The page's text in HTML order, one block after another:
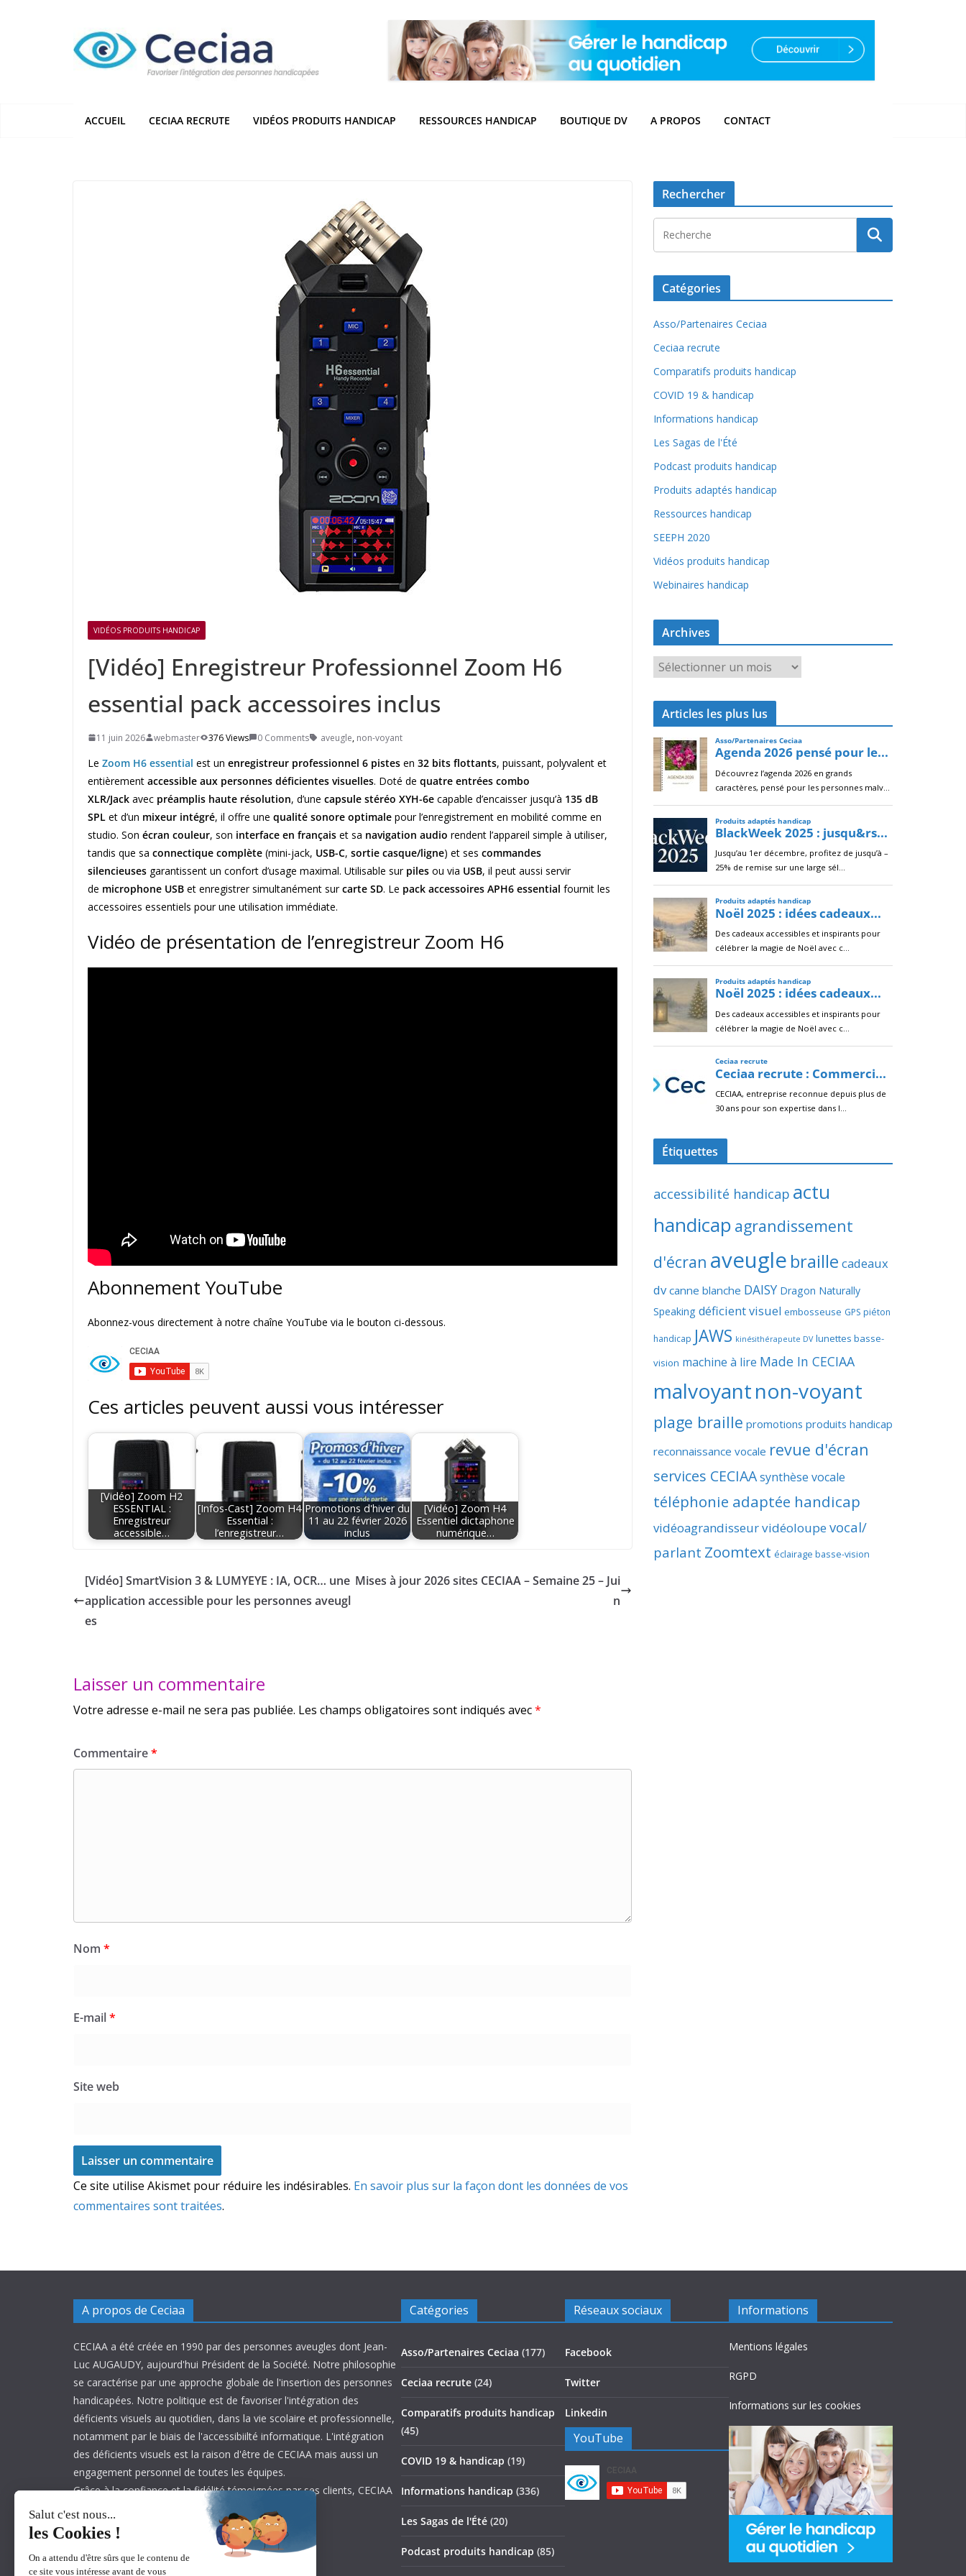
ACCUEIL CECIAA RECRUTE VIDÉOS PRODUITS HANDICAP RESSOURCES HANDICAP BOUTIQUE DV A PROPOS CONTACT
VIDÉOS PRODUITS HANDICAP
[Vidéo] Enregistreur Professionnel Zoom H6
essential pack accessoires inclus
11 juin 2026 webmaster 376 Views 0 Comments aveugle, non-voyant
Le Zoom H6 essential est un enregistreur professionnel 6 pistes en 32 bits flottants, puissant, polyvalent et
entièrement accessible aux personnes déficientes visuelles. Doté de quatre entrées combo
XLR/Jack avec préamplis haute résolution, d’une capsule stéréo XYH-6e capable d’encaisser jusqu’à 135 dB
SPL et d’un mixeur intégré, il offre une qualité sonore optimale pour l’enregistrement en mobilité comme en
studio. Son écran couleur, son interface en français et sa navigation audio rendent l’appareil simple à utiliser,
tandis que sa connectique complète (mini-jack, USB-C, sortie casque/ligne) et ses commandes
silencieuses garantissent un confort d’usage maximal. Utilisable sur piles ou via USB, il peut aussi servir
de microphone USB et enregistrer simultanément surcarte SD. Le pack accessoires APH6 essential fournit les
accessoires essentiels pour une utilisation immédiate.
Vidéo de présentation de l’enregistreur Zoom H6
Abonnement YouTube
Abonnez-vous directement à notre chaîne YouTube via le bouton ci-dessous.
Ces articles peuvent aussi vous intéresser
[Vidéo] Zoom H2
ESSENTIAL :
Enregistreur
accessible…
[Infos-Cast] Zoom H4
Essential :
l’enregistreur…
Promotions d'hiver du
11 au 22 février 2026
inclus
[Vidéo] Zoom H4
Essentiel dictaphone
numérique…
[Vidéo] SmartVision 3 & LUMYEYE : IA, OCR… une
application accessible pour les personnes aveugl
es
Mises à jour 2026 sites CECIAA – Semaine 25 – Jui
n
Laisser un commentaire
Votre adresse e-mail ne sera pas publiée. Les champs obligatoires sont indiqués avec*
Commentaire*
Nom *
E-mail*
Site web
Ce site utilise Akismet pour réduire les indésirables. En savoir plus sur la façon dont les données de vos
commentaires sont traitées.
Rechercher
Catégories
Asso/Partenaires Ceciaa
Ceciaa recrute
Comparatifs produits handicap
COVID 19 & handicap
Informations handicap
Les Sagas de l'Été
Podcast produits handicap
Produits adaptés handicap
Ressources handicap
SEEPH 2020
Vidéos produits handicap
Webinaires handicap
Archives
r
c
i
v
e
s
Articles les plus lus
Étiquettes
accessibilité handicap actu
handicap agrandissement
d'écran aveugle braille cadeaux
dv canne blanche DAISY Dragon Naturally
Speaking déficient visuel embosseuse GPS piéton
handicap JAWS kinésithérapeute DV lunettes basse-
vision machine à lire Made In CECIAA
malvoyantnon-voyant
plage braille promotions produits handicap
reconnaissance vocale revue d'écran
services CECIAAsynthèse vocale
téléphonie adaptée handicap
vidéoagrandisseurvidéoloupevocal/
parlant Zoomtext éclairage basse-vision
A propos de Ceciaa
CECIAA a été créée en 1990 par des personnes aveugles dont Jean-
Luc AUGAUDY, aujourd'hui Président de la Société. Notre philosophie
se caractérise par une approche globale de l'insertion des personnes
handicapées. Notre politique est de favoriser l'intégration des
déficients visuels au quotidien, dans la vie scolaire et professionnelle,
notamment par le biais de l'accessibiilté informatique. L'intégration
des déficients visuels est la raison d'être de CECIAA mais aussi un
engagement personnel de toutes les équipes.
Grâce à la confiance et la fidélité témoignées par ses clients, CECIAA
est aujourd’hui leader sur son marché.
Catégories
Asso/Partenaires Ceciaa (177)
Ceciaa recrute (24)
Comparatifs produits handicap
(45)
COVID 19 & handicap (19)
Informations handicap (336)
Les Sagas de l'Été (20)
Podcast produits handicap (85)
Réseaux sociaux
Facebook
Twitter
Linkedin
YouTube
Informations
Mentions légales
RGPD
Informations sur les cookies